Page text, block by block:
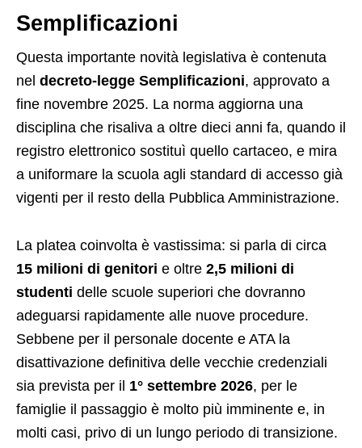
Semplificazioni
Questa importante novità legislativa è contenuta
nel decreto-legge Semplificazioni, approvato a
fine novembre 2025. La norma aggiorna una
disciplina che risaliva a oltre dieci anni fa, quando il
registro elettronico sostituì quello cartaceo, e mira
a uniformare la scuola agli standard di accesso già
vigenti per il resto della Pubblica Amministrazione.
La platea coinvolta è vastissima: si parla di circa
15 milioni di genitori e oltre 2,5 milioni di
studenti delle scuole superiori che dovranno
adeguarsi rapidamente alle nuove procedure.
Sebbene per il personale docente e ATA la
disattivazione definitiva delle vecchie credenziali
sia prevista per il 1° settembre 2026, per le
famiglie il passaggio è molto più imminente e, in
molti casi, privo di un lungo periodo di transizione.